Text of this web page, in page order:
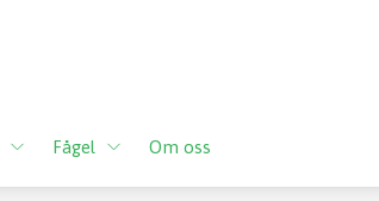
Fågel Om oss